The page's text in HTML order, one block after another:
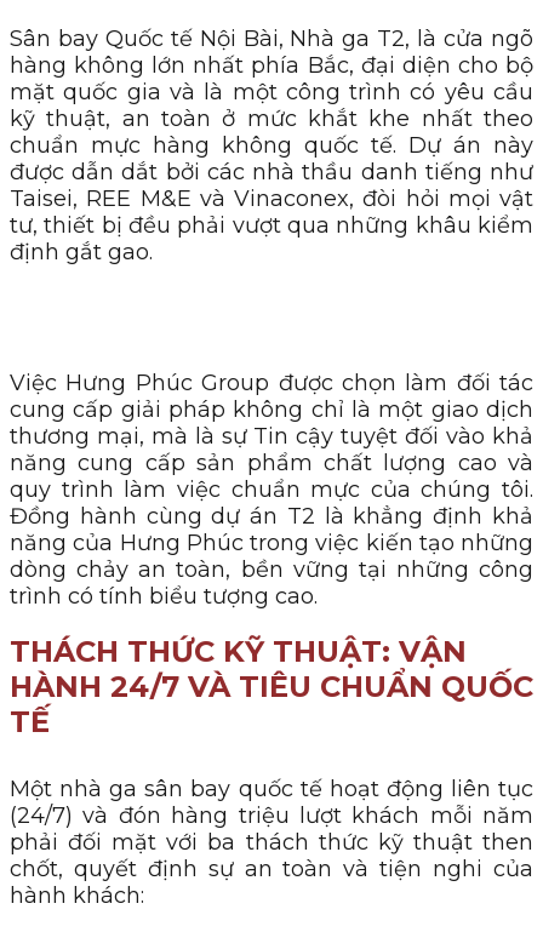
Sân bay Quốc tế Nội Bài, Nhà ga T2, là cửa ngõ
hàng không lớn nhất phía Bắc, đại diện cho bộ
mặt quốc gia và là một công trình có yêu cầu
kỹ thuật, an toàn ở mức khắt khe nhất theo
chuẩn mực hàng không quốc tế. Dự án này
được dẫn dắt bởi các nhà thầu danh tiếng như
Taisei, REE M&E và Vinaconex, đòi hỏi mọi vật
tư, thiết bị đều phải vượt qua những khâu kiểm
định gắt gao.
Việc Hưng Phúc Group được chọn làm đối tác
cung cấp giải pháp không chỉ là một giao dịch
thương mại, mà là sự Tin cậy tuyệt đối vào khả
năng cung cấp sản phẩm chất lượng cao và
quy trình làm việc chuẩn mực của chúng tôi.
Đồng hành cùng dự án T2 là khẳng định khả
năng của Hưng Phúc trong việc kiến tạo những
dòng chảy an toàn, bền vững tại những công
trình có tính biểu tượng cao.
THÁCH THỨC KỸ THUẬT: VẬN
HÀNH 24/7 VÀ TIÊU CHUẨN QUỐC
TẾ
Một nhà ga sân bay quốc tế hoạt động liên tục
(24/7) và đón hàng triệu lượt khách mỗi năm
phải đối mặt với ba thách thức kỹ thuật then
chốt, quyết định sự an toàn và tiện nghi của
hành khách: